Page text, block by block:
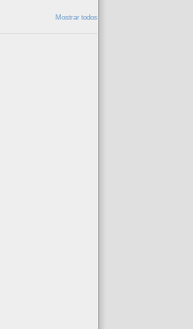
Mostrar todos